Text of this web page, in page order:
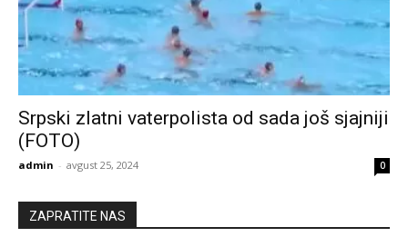
Srpski zlatni vaterpolista od sada još sjajniji
(FOTO)
admin - avgust 25, 2024 0
ZAPRATITE NAS